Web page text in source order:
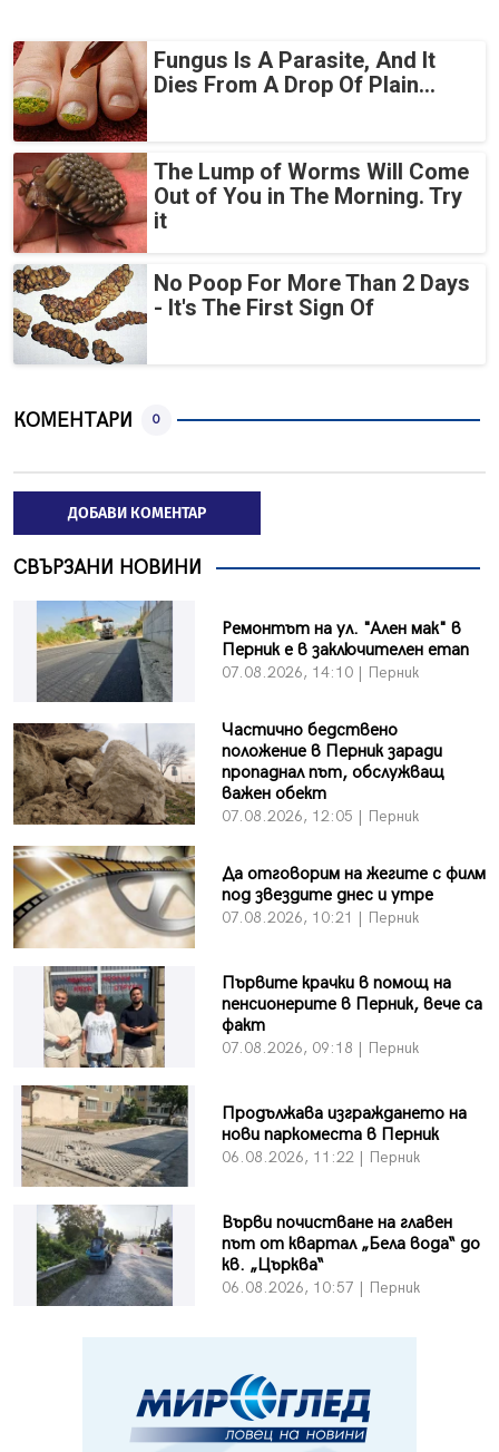
Fungus Is A Parasite, And It
Dies From A Drop Of Plain...
The Lump of Worms Will Come
Out of You in The Morning. Try
it
No Poop For More Than 2 Days
- It's The First Sign Of
КОМЕНТАРИ 0
ДОБАВИ КОМЕНТАР
СВЪРЗАНИ НОВИНИ
Ремонтът на ул. "Ален мак" в
Перник е в заключителен етап
07.08.2026, 14:10 | Перник
Частично бедствено
положение в Перник заради
пропаднал път, обслужващ
важен обект
07.08.2026, 12:05 | Перник
Да отговорим на жегите с филм
под звездите днес и утре
07.08.2026, 10:21 | Перник
Първите крачки в помощ на
пенсионерите в Перник, вече са
факт
07.08.2026, 09:18 | Перник
Продължава изграждането на
нови паркоместа в Перник
06.08.2026, 11:22 | Перник
Върви почистване на главен
път от квартал „Бела вода“ до
кв. „Църква“
06.08.2026, 10:57 | Перник